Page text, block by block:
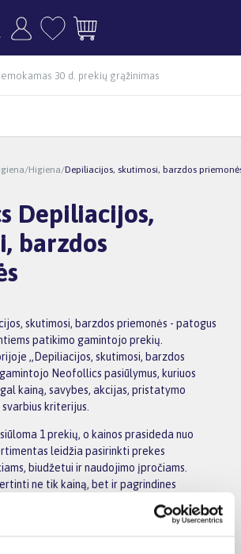
30 d. prekių grąžinimas
/Higiena/Depiliacijos, skutimosi, barzdos
Depiliacijos,
barzdos
skutimosi, barzdos priemonės - patogus
patikimo gamintojo prekių.
„Depiliacijos, skutimosi, barzdos
Neofollics pasiūlymus, kuriuos
kainą, savybes, akcijas, pristatymo
kriterijus.
1 prekių, o kainos prasideda nuo
leidžia pasirinkti prekes
biudžetui ir naudojimo įpročiams.
ne tik kainą, bet ir pagrindines